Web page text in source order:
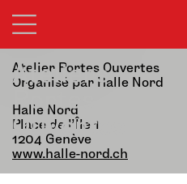
Ateliers
Portes
Ouvertes
Atelier Portes Ouvertes
Organisé par Halle Nord
Halle Nord
Place de l’Île 1,
1204 Genève
www.halle-nord.ch